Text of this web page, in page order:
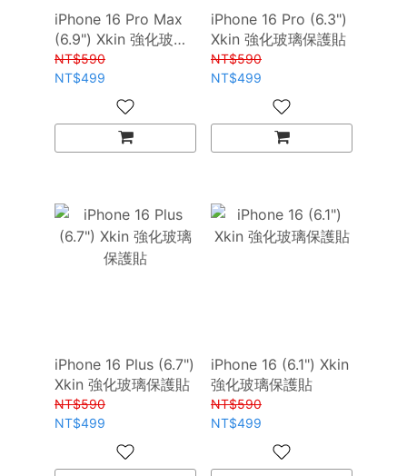
iPhone 16 Pro Max
(6.9") Xkin 強化玻璃
鋼化保護貼
NT$590
NT$499
iPhone 16 Pro (6.3")
Xkin 強化玻璃保護貼
NT$590
NT$499
iPhone 16 Plus (6.7")
Xkin 強化玻璃保護貼
NT$590
NT$499
iPhone 16 (6.1") Xkin
強化玻璃保護貼
NT$590
NT$499